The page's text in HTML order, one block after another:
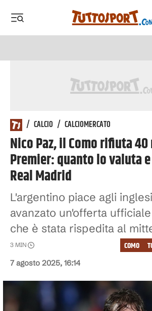
/ CALCIO / CALCIOMERCATO
Nico Paz, il Como rifiuta
Premier: quanto lo valuta
Real Madrid
L'argentino piace agli
avanzato un'offerta
che è stata rispedita al
7 agosto 2025, 16:14
3 MIN COMO